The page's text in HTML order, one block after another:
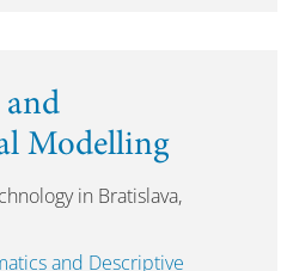
Modelling
in Bratislava,
and Descriptive